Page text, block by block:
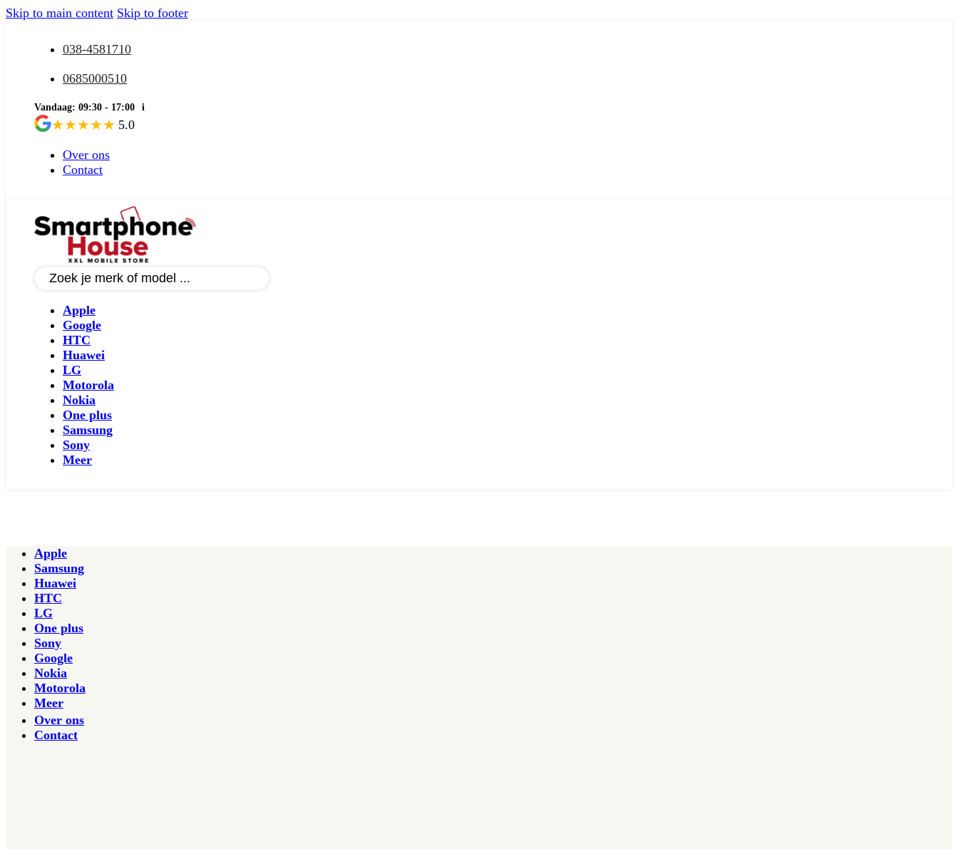
Skip to main content Skip to footer
038-4581710
0685000510
Vandaag: 09:30 - 17:00 i
★★★★★ 5.0
Over ons
Contact
Apple
Google
HTC
Huawei
LG
Motorola
Nokia
One plus
Samsung
Sony
Meer
Apple
Samsung
Huawei
HTC
LG
One plus
Sony
Google
Nokia
Motorola
Meer
Over ons
Contact